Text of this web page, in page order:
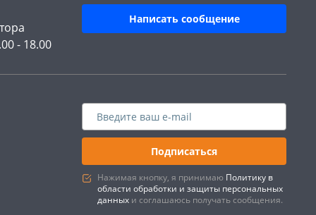
- 18.00
Написать сообщение
Подписаться
Нажимая кнопку, я принимаю Политику в
области обработки и защиты персональных
данных и соглашаюсь получать сообщения.